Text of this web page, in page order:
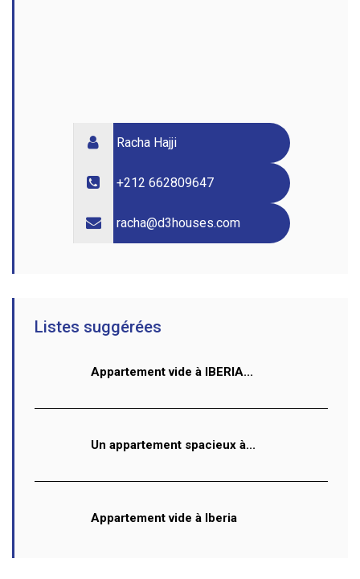
Racha Hajji
+212 662809647
racha@d3houses.com
Listes suggérées
Appartement vide à IBERIA...
Un appartement spacieux à...
Appartement vide à Iberia